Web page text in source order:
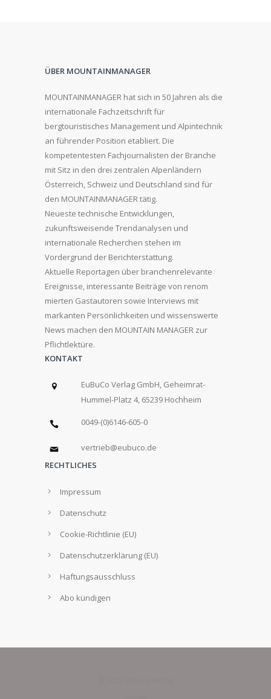
ÜBER MOUNTAINMANAGER
MOUNTAINMANAGER hat sich in 50 Jahren als die
internationale Fachzeitschrift für
bergtouristisches Management und Alpintechnik
an führender Position etabliert. Die
kompetentesten Fachjournalisten der Branche
mit Sitz in den drei zentralen Alpenländern
Österreich, Schweiz und Deutschland sind für
den MOUNTAINMANAGER tätig.
Neueste technische Entwicklungen,
zukunftsweisende Trendanalysen und
internationale Recherchen stehen im
Vordergrund der Berichterstattung.
Aktuelle Reportagen über branchenrelevante
Ereignisse, interessante Beiträge von renom
mierten Gastautoren sowie Interviews mit
markanten Persönlichkeiten und wissenswerte
News machen den MOUNTAIN MANAGER zur
Pflichtlektüre.
KONTAKT
EuBuCo Verlag GmbH, Geheimrat-
Hummel-Platz 4, 65239 Hochheim
0049-(0)6146-605-0
vertrieb@eubuco.de
RECHTLICHES
Impressum
Datenschutz
Cookie-Richtlinie (EU)
Datenschutzerklärung (EU)
Haftungsausschluss
Abo kündigen